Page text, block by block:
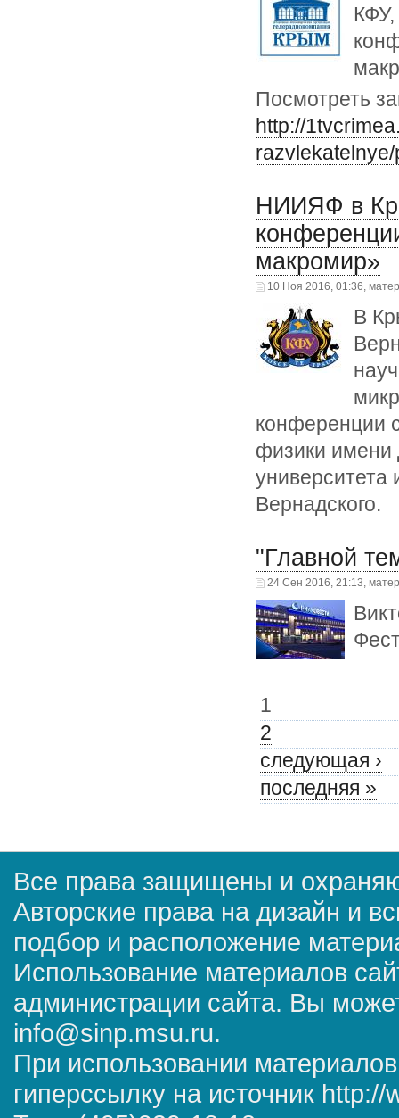
Посмотреть
http://
НИИЯФ в
макромир»
10 Ноя 2016, 01:36,
В
конференции
физики имени
Вернадского.
"Главной
24 Сен 2016, 21:13,
1
2
следующая ›
последняя »
Все права защищены и
Авторские права на дизайн и
подбор и расположение
Использование материалов
администрации сайта. Вы
info@sinp.msu.ru.
При использовании
гиперссылку на источник